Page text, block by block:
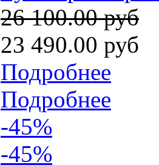
26 100.00 руб
23 490.00 руб
Подробнее
Подробнее
-45%
-45%